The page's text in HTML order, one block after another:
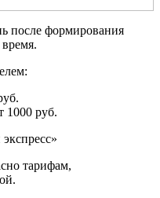
после формирования
1000 руб.
тарифам,